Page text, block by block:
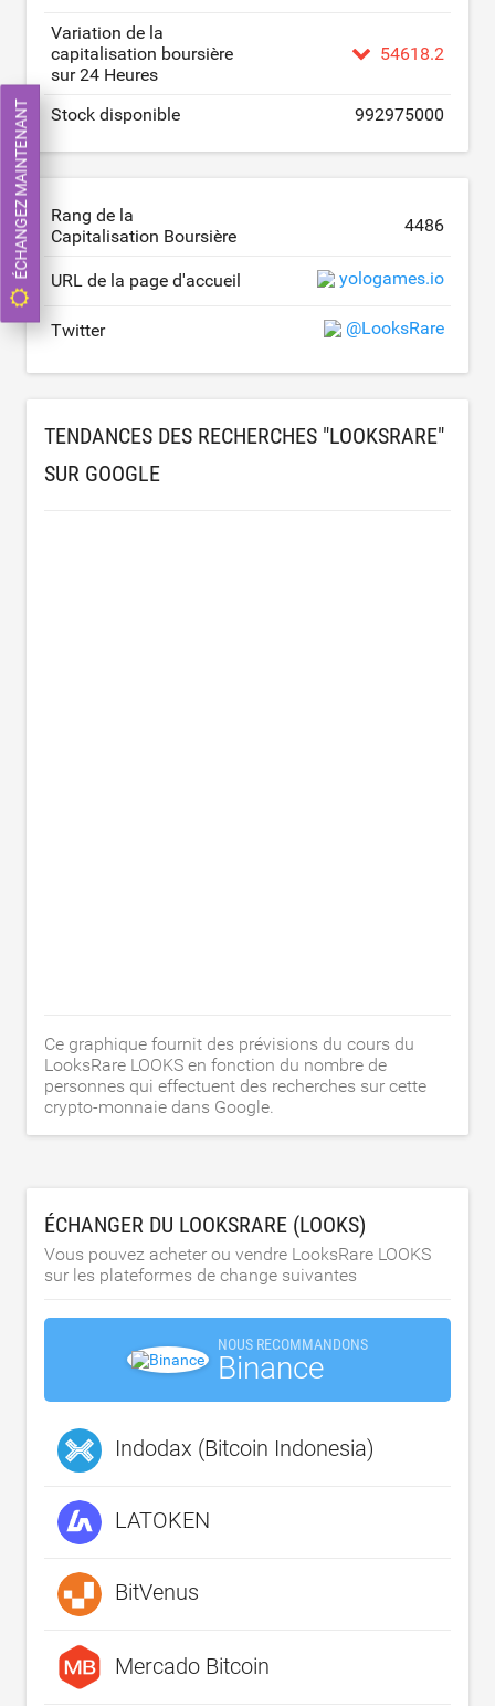
Variation de la
capitalisation boursière
sur 24 Heures
54618.2
Stock disponible 992975000
Rang de la
Capitalisation Boursière
4486
URL de la page d'accueil yologames.io
Twitter @LooksRare
TENDANCES DES RECHERCHES "LOOKSRARE"
SUR GOOGLE
Ce graphique fournit des prévisions du cours du
LooksRare LOOKS en fonction du nombre de
personnes qui effectuent des recherches sur cette
crypto-monnaie dans Google.
ÉCHANGER DU LOOKSRARE (LOOKS)
Vous pouvez acheter ou vendre LooksRare LOOKS
sur les plateformes de change suivantes
NOUS RECOMMANDONS
Binance
Indodax (Bitcoin Indonesia)
LATOKEN
BitVenus
Mercado Bitcoin
ÉCHANGEZ MAINTENANT